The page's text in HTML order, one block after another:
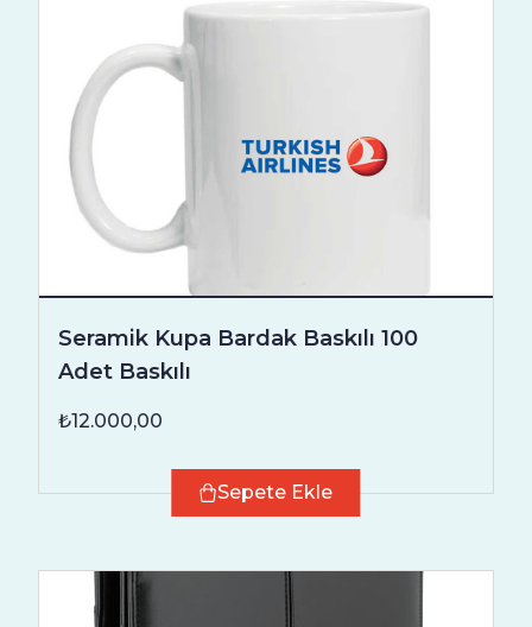
Seramik Kupa Bardak Baskılı 100
Adet Baskılı
₺12.000,00
Sepete Ekle